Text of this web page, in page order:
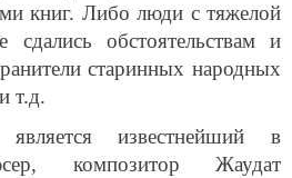
книг. Либо люди с тяжелой
сдались обстоятельствам и
старинных народных
т.д.
известнейший в
композитор Жаудат